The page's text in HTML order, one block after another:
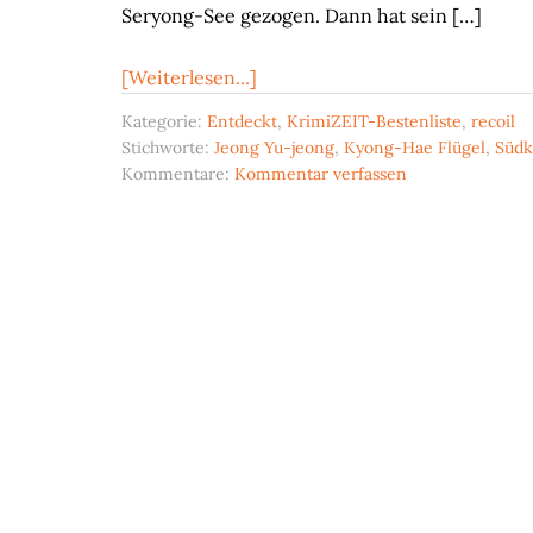
Seryong-See gezogen. Dann hat sein […]
[Weiterlesen...]
Kategorie: Entdeckt, KrimiZEIT-Bestenliste, recoil
Stichworte: Jeong Yu-jeong, Kyong-Hae Flügel,
Kommentare: Kommentar verfassen